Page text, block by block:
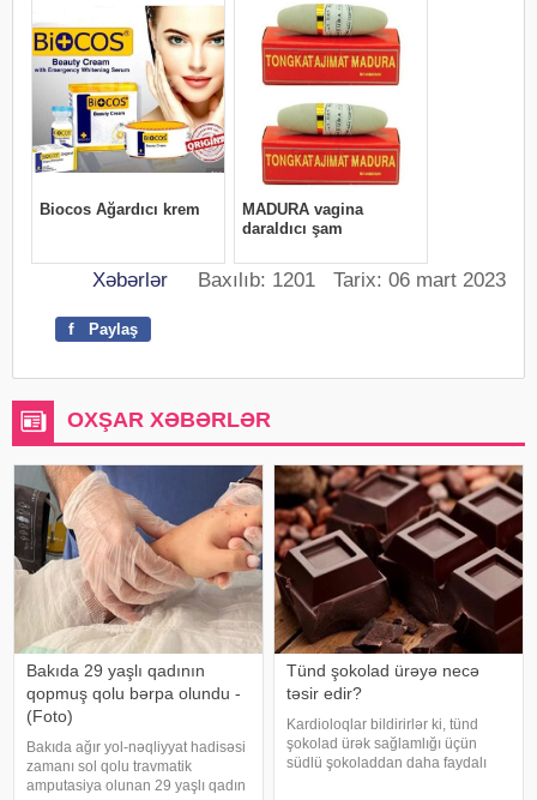
Xəbərlər Baxılıb: 1201 Tarix: 06 mart 2023
f Paylaş
OXŞAR XƏBƏRLƏR
Bakıda 29 yaşlı qadının
qopmuş qolu bərpa olundu -
(Foto)
Bakıda ağır yol-nəqliyyat hadisəsi
zamanı sol qolu travmatik
amputasiya olunan 29 yaşlı qadın
Tünd şokolad ürəyə necə
təsir edir?
Kardioloqlar bildirirlər ki, tünd
şokolad ürək sağlamlığı üçün
südlü şokoladdan daha faydalı